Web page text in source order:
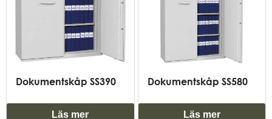
Dokumentskåp SS390
Läs mer
Dokumentskåp SS580
Läs mer